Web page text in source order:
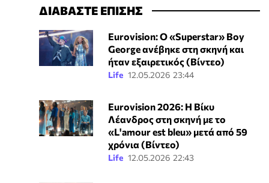
ΔΙΑΒΑΣΤΕ ΕΠΙΣΗΣ
Eurovision: Ο «Superstar» Boy
George ανέβηκε στη σκηνή και
ήταν εξαιρετικός (Βίντεο)
Life 12.05.2026 23:44
Eurovision 2026: Η Βίκυ
Λέανδρος στη σκηνή με το
«L'amour est bleu» μετά από 59
χρόνια (Βίντεο)
Life 12.05.2026 22:43